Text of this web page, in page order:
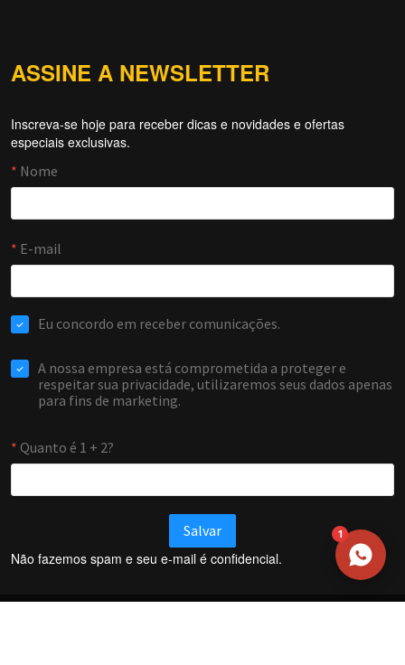
ASSINE A NEWSLETTER
Inscreva-se hoje para receber dicas e novidades e ofertas
especiais exclusivas.
Não fazemos spam e seu e-mail é confidencial.
Forti Firewall
EMAIL
WHATSAPP / TELEFONE
1